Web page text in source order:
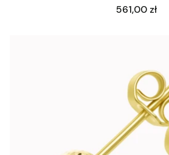
Cena
561,00 zł